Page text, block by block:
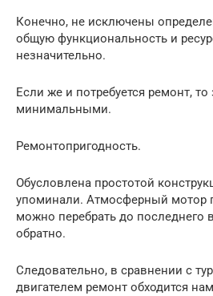
Конечно, не исключены
общую функциональность и
незначительно.
Если же и потребуется ремонт, то
минимальными.
Ремонтопригодность.
Обусловлена простотой
упоминали. Атмосферный мотор
можно перебрать до последнего
обратно.
Следовательно, в сравнении с
двигателем ремонт обходится